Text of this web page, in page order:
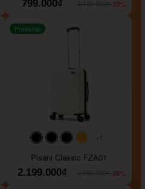
799.000₫ -33%
#000000#000000
#000000
#ffa500
+1
Freeship
Pisani Classic FZA01
2.199.000₫
-26%